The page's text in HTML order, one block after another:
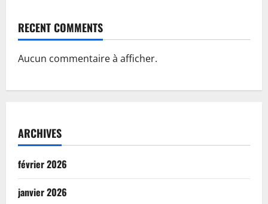
RECENT COMMENTS
Aucun commentaire à afficher.
ARCHIVES
février 2026
janvier 2026